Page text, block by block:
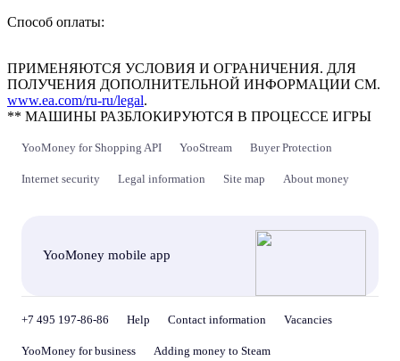
Способ оплаты:
ПРИМЕНЯЮТСЯ УСЛОВИЯ И ОГРАНИЧЕНИЯ. ДЛЯ
ПОЛУЧЕНИЯ ДОПОЛНИТЕЛЬНОЙ ИНФОРМАЦИИ СМ.
www.ea.com/ru-ru/legal.
** МАШИНЫ РАЗБЛОКИРУЮТСЯ В ПРОЦЕССЕ ИГРЫ
YooMoney for Shopping API YooStream Buyer Protection
Internet security Legal information Site map About money
YooMoney mobile app
+7 495 197-86-86 Help Contact information Vacancies
YooMoney for business Adding money to Steam